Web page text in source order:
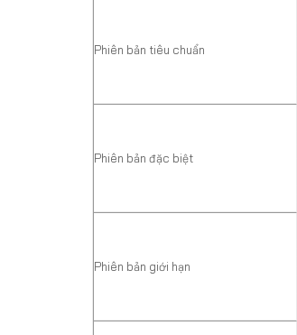
Phiên bản tiêu chuẩn
Phiên bản đặc biệt
Phiên bản giới hạn